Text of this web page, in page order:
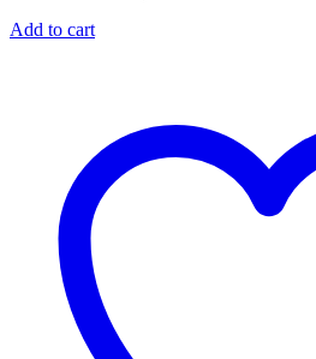
Add to cart